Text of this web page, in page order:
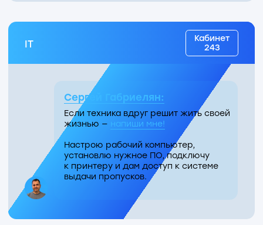
и встретить закат после рабочего дня.